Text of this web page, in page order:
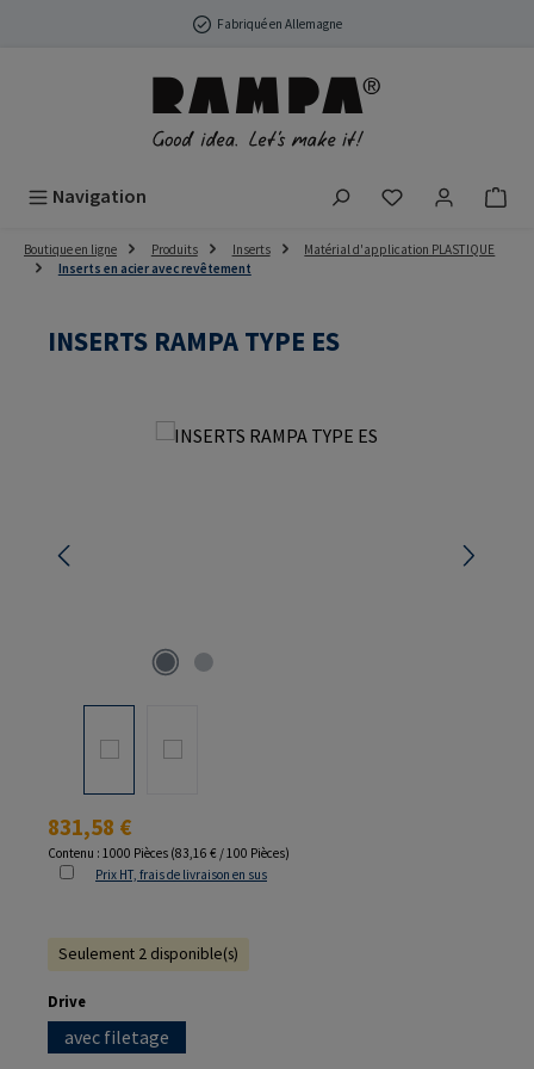
Passer au contenu principalFabriqué en Allemagne
Navigation Vous avez 0
Boutique en ligne Produits Inserts
Matérial d'application PLASTIQUE
Inserts en acier avec revêtement
INSERTS RAMPA TYPE ES
Ignorer la galerie d'images
Prix régulier :
831,58 €
Contenu : 1000 Pièces (83,16 € / 100 Pièces)
Prix HT, frais de livraison en sus
Seulement 2 disponible(s)
Sélectionnez
Drive
avec filetage